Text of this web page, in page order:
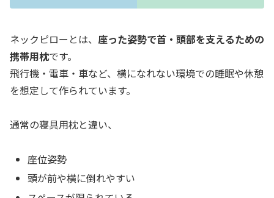
ネックピローとは、 座った姿勢で首・頭部を支えるための
携帯用枕です。
飛行機・電車・車など、横になれない環境での睡眠や休憩
を想定して作られています。
通常の寝具用枕と違い、
座位姿勢
頭が前や横に倒れやすい